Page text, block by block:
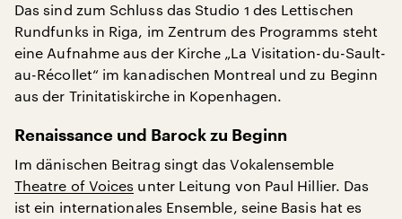
Das sind zum Schluss das Studio 1 des Lettischen
Rundfunks in Riga, im Zentrum des Programms steht
eine Aufnahme aus der Kirche „La Visitation-du-Sault-
au-Récollet“ im kanadischen Montreal und zu Beginn
aus der Trinitatiskirche in Kopenhagen.
Renaissance und Barock zu Beginn
Im dänischen Beitrag singt das Vokalensemble
Theatre of Voices unter Leitung von Paul Hillier. Das
ist ein internationales Ensemble, seine Basis hat es